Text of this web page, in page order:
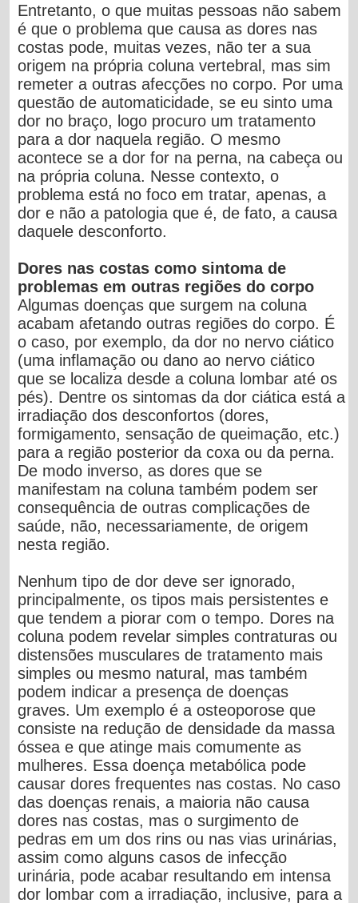
Entretanto, o que muitas pessoas não sabem
é que o problema que causa as dores nas
costas pode, muitas vezes, não ter a sua
origem na própria coluna vertebral, mas sim
remeter a outras afecções no corpo. Por uma
questão de automaticidade, se eu sinto uma
dor no braço, logo procuro um tratamento
para a dor naquela região. O mesmo
acontece se a dor for na perna, na cabeça ou
na própria coluna. Nesse contexto, o
problema está no foco em tratar, apenas, a
dor e não a patologia que é, de fato, a causa
daquele desconforto.
Dores nas costas como sintoma de
problemas em outras regiões do corpo
Algumas doenças que surgem na coluna
acabam afetando outras regiões do corpo. É
o caso, por exemplo, da dor no nervo ciático
(uma inflamação ou dano ao nervo ciático
que se localiza desde a coluna lombar até os
pés). Dentre os sintomas da dor ciática está a
irradiação dos desconfortos (dores,
formigamento, sensação de queimação, etc.)
para a região posterior da coxa ou da perna.
De modo inverso, as dores que se
manifestam na coluna também podem ser
consequência de outras complicações de
saúde, não, necessariamente, de origem
nesta região.
Nenhum tipo de dor deve ser ignorado,
principalmente, os tipos mais persistentes e
que tendem a piorar com o tempo. Dores na
coluna podem revelar simples contraturas ou
distensões musculares de tratamento mais
simples ou mesmo natural, mas também
podem indicar a presença de doenças
graves. Um exemplo é a osteoporose que
consiste na redução de densidade da massa
óssea e que atinge mais comumente as
mulheres. Essa doença metabólica pode
causar dores frequentes nas costas. No caso
das doenças renais, a maioria não causa
dores nas costas, mas o surgimento de
pedras em um dos rins ou nas vias urinárias,
assim como alguns casos de infecção
urinária, pode acabar resultando em intensa
dor lombar com a irradiação, inclusive, para a